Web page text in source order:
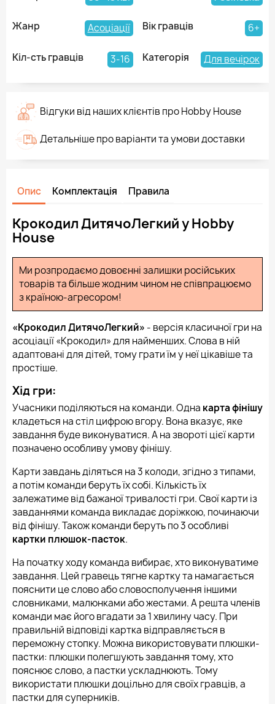
Жанр Асоціації Вік гравців 6+
Кіл-сть гравців 3-16 Категорія Для вечірок
Відгуки від наших клієнтів про Hobby House
Детальніше про варіанти та умови доставки
Опис Комплектація Правила
Крокодил ДитячоЛегкий у Hobby
House
Ми розпродаємо довоєнні залишки російських
товарів та більше жодним чином не співпрацюємо
з країною-агресором!
«‎Крокодил ДитячоЛегкий»‎ - версія класичної гри на
асоціації «Крокодил» для найменших. Слова в ній
адаптовані для дітей, тому грати їм у неї цікавіше та
простіше.
Хід гри:
Учасники поділяються на команди. Одна карта фінішу
кладеться на стіл цифрою вгору. Вона вказує, яке
завдання буде виконуватися. А на звороті цієї карти
позначено особливу умову фінішу.
Карти завдань діляться на 3 колоди, згідно з типами,
а потім команди беруть їх собі. Кількість їх
залежатиме від бажаної тривалості гри. Свої карти із
завданнями команда викладає доріжкою, починаючи
від фінішу. Також команди беруть по 3 особливі
картки плюшок-пасток.
На початку ходу команда вибирає, хто виконуватиме
завдання. Цей гравець тягне картку та намагається
пояснити це слово або словосполучення іншими
словниками, малюнками або жестами. А решта членів
команди має його вгадати за 1 хвилину часу. При
правильній відповіді картка відправляється в
переможну стопку. Можна використовувати плюшки-
пастки: плюшки полегшують завдання тому, хто
пояснює слово, а пастки ускладнюють. Тому
використати плюшки доцільно для своїх гравців, а
пастки для суперників.